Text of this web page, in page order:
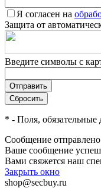
Я согласен на
Защита от
Введите символы с
* - Поля, обязательные
Сообщение отправлено
Ваше сообщение
Вами свяжется наш
Закрыть окно
shop@secbuy.ru